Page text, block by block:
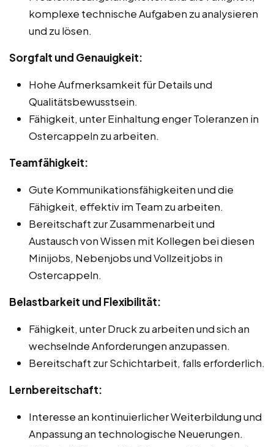
komplexe technische Aufgaben zu analysieren
und zu lösen.
Sorgfalt und Genauigkeit:
Hohe Aufmerksamkeit für Details und
Qualitätsbewusstsein.
Fähigkeit, unter Einhaltung enger Toleranzen in
Ostercappeln zu arbeiten.
Teamfähigkeit:
Gute Kommunikationsfähigkeiten und die
Fähigkeit, effektiv im Team zu arbeiten.
Bereitschaft zur Zusammenarbeit und
Austausch von Wissen mit Kollegen bei diesen
Minijobs, Nebenjobs und Vollzeitjobs in
Ostercappeln.
Belastbarkeit und Flexibilität:
Fähigkeit, unter Druck zu arbeiten und sich an
wechselnde Anforderungen anzupassen.
Bereitschaft zur Schichtarbeit, falls erforderlich.
Lernbereitschaft:
Interesse an kontinuierlicher Weiterbildung und
Anpassung an technologische Neuerungen.